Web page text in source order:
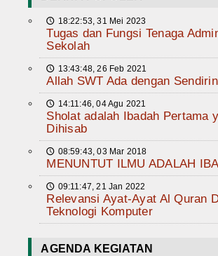
🕔 18:22:53, 31 Mei 2023
Tugas dan Fungsi Tenaga
Sekolah
🕔 13:43:48, 26 Feb 2021
Allah SWT Ada dengan
🕔 14:11:46, 04 Agu 2021
Sholat adalah Ibadah Pertama
Dihisab
🕔 08:59:43, 03 Mar 2018
MENUNTUT ILMU ADALAH
🕔 09:11:47, 21 Jan 2022
Relevansi Ayat-Ayat Al Quran
Teknologi Komputer
AGENDA KEGIATAN